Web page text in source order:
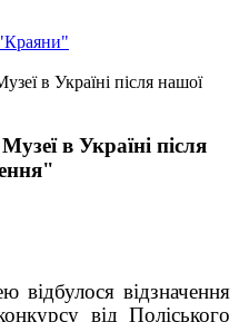
в Україні після нашої
в Україні після
відбулося відзначення
від Поліського